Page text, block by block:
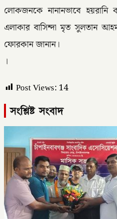
লোকজনকে নানানভাবে
এলাকার বাসিন্দা মৃত সুলতান
ফোরকান জানান।
।
Post Views: 14
সংশ্লিষ্ট সংবাদ